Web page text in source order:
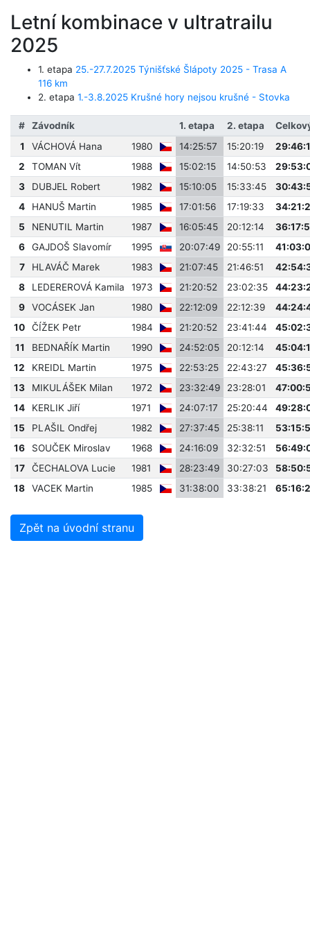
Letní kombinace v ultratrailu
2025
1. etapa 25.-27.7.2025 Týnišťské Šlápoty 2025 - Trasa A
116 km
2. etapa 1.-3.8.2025 Krušné hory nejsou krušné - Stovka
# Závodník 1. etapa 2. etapa
1
VÁCHOVÁ Hana 1980 14:25:57 15:20:19
2
TOMAN Vít 1988 15:02:15 14:50:53
3
DUBJEL Robert 1982 15:10:05 15:33:45
4
HANUŠ Martin 1985 17:01:56 17:19:33
5
NENUTIL Martin 1987 16:05:45 20:12:14
6
GAJDOŠ Slavomír 1995 20:07:49 20:55:11
7
HLAVÁČ Marek 1983 21:07:45 21:46:51
8
LEDEREROVÁ Kamila 1973 21:20:52 23:02:35
9
VOCÁSEK Jan 1980 22:12:09 22:12:39
10
ČÍŽEK Petr 1984 21:20:52 23:41:44
11
BEDNAŘÍK Martin 1990 24:52:05 20:12:14
12
KREIDL Martin 1975 22:53:25 22:43:27
13
MIKULÁŠEK Milan 1972 23:32:49 23:28:01
14
KERLIK Jiří 1971 24:07:17 25:20:44
15
PLAŠIL Ondřej 1982 27:37:45 25:38:11
16
SOUČEK Miroslav 1968 24:16:09 32:32:51
17
ČECHALOVA Lucie 1981 28:23:49 30:27:03
18
VACEK Martin 1985 31:38:00 33:38:21
Zpět na úvodní stranu